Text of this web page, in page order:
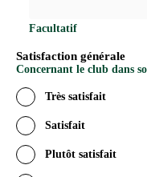
Facultatif
Satisfaction générale
Concernant le club dans
Très satisfait
Satisfait
Plutôt satisfait